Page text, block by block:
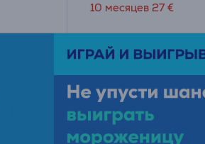
10 месяцев 27 €